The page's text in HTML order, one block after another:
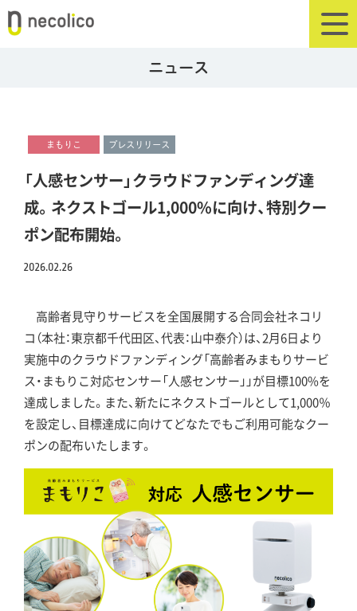
ニュース
まもりこ プレスリリース
「人感センサー」クラウドファンディング達
成。ネクストゴール1,000%に向け、特別クー
ポン配布開始。
2026.02.26
高齢者見守りサービスを全国展開する合同会社ネコリ
コ（本社：東京都千代田区、代表：山中泰介）は、2月6日より
実施中のクラウドファンディング「高齢者みまもりサービ
ス・まもりこ対応センサー「人感センサー」」が目標100%を
達成しました。また、新たにネクストゴールとして1,000％
を設定し、目標達成に向けてどなたでもご利用可能なクー
ポンの配布いたします。